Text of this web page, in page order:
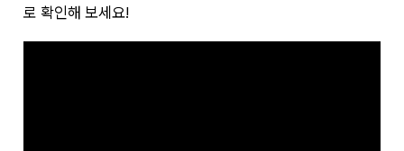
로 확인해 보세요!